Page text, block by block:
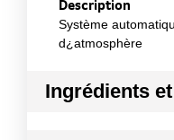
Description
Système
d¿atmosphère
Ingrédients